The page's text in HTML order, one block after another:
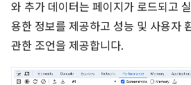
와 추가 데이터는 페이지가 로드되고
용한 정보를 제공하고 성능 및 사용자
관한 조언을 제공합니다.